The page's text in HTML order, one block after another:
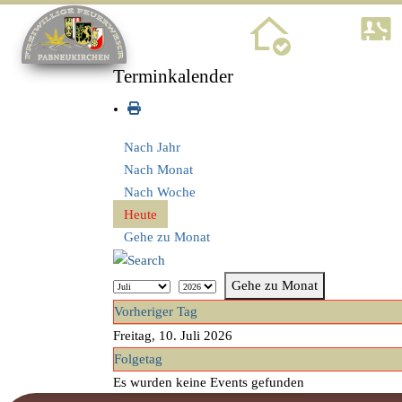
Terminkalender
Nach Jahr
Nach Monat
Nach Woche
Heute
Gehe zu Monat
Gehe zu Monat
Vorheriger Tag
Freitag, 10. Juli 2026
Folgetag
Es wurden keine Events gefunden